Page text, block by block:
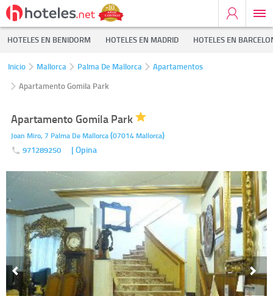
HOTELES EN BENIDORM HOTELES EN MADRID HOTELES EN
Inicio Mallorca Palma De Mallorca
Apartamentos
Apartamento Gomila Park
Apartamento Gomila Park
Joan Miro, 7 Palma De Mallorca(07014 Mallorca)
971289250 | Opina